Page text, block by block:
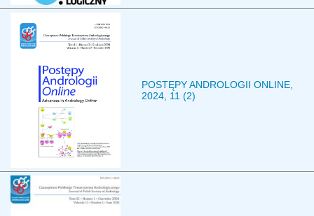
POSTĘPY ANDROLOGII ONLINE,
2024, 11 (2)